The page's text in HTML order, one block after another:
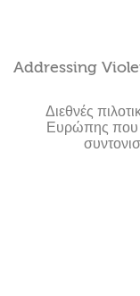
Addressing
Διεθνές
Ευρώπης που